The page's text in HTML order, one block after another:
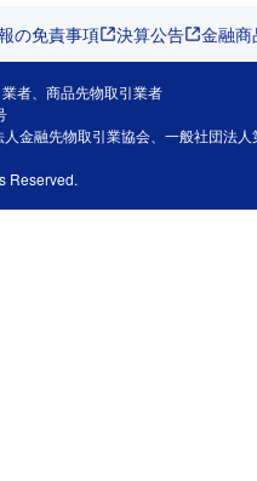
の免責事項 決算公告 金融
者、商品先物取引業者
金融先物取引業協会、一般社団法
Reserved.